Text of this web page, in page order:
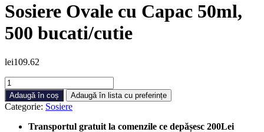
Sosiere Ovale cu Capac 50ml,
500 bucati/cutie
lei109.62
Cantitate
Sosiere
Ovale
cu
Capac
Adaugă în coș Adaugă în lista cu preferințe
Categorie: Sosiere
Transportul gratuit la comenzile ce depășesc 200Lei